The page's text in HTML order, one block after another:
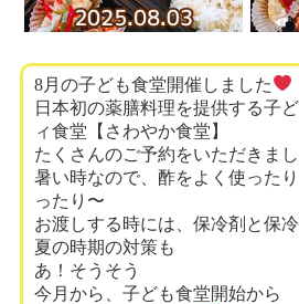
8月の子ども食堂開催しました
日本初の薬膳料理を提供する子
ィ食堂【さわやか食堂】
たくさんのご予約をいただきま
暑い時なので、酢をよく使った
ったり〜
お渡しする時には、保冷剤と保
夏の時期の対策も
あ！そうそう
今月から、子ども食堂開始から